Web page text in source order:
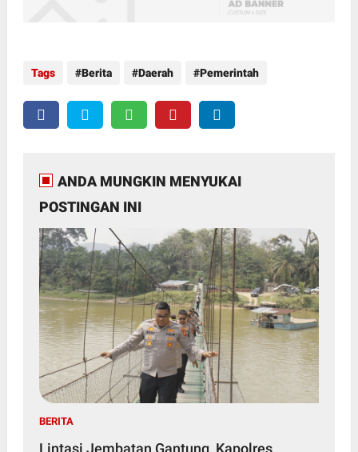
Tags Berita Daerah Pemerintah
ANDA MUNGKIN MENYUKAI
POSTINGAN INI
BERITA
Lintasi Jembatan Gantung, Kapolres